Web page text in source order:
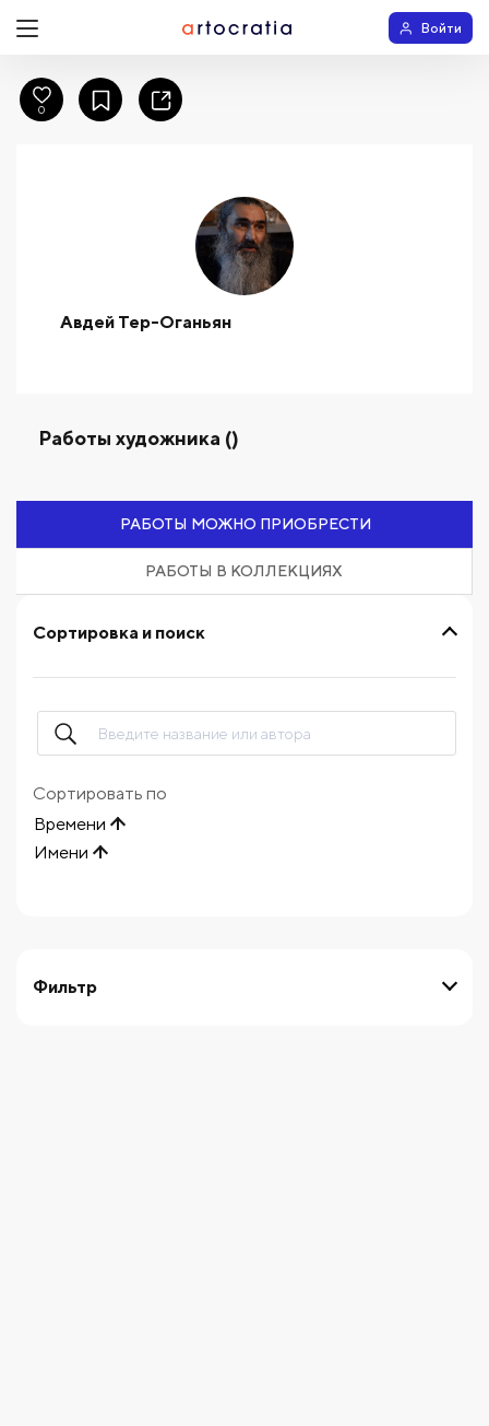
Войти
Авдей Тер-Оганьян
Работы художника ()
РАБОТЫ МОЖНО ПРИОБРЕСТИ
РАБОТЫ В КОЛЛЕКЦИЯХ
Фильтр
Сортировка и поиск
Сортировать по
Времени
Имени
0